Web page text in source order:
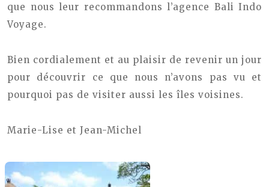
que nous leur recommandons l’agence Bali Indo
Voyage.
Bien cordialement et au plaisir de revenir un jour
pour découvrir ce que nous n’avons pas vu et
pourquoi pas de visiter aussi les îles voisines.
Marie-Lise et Jean-Michel